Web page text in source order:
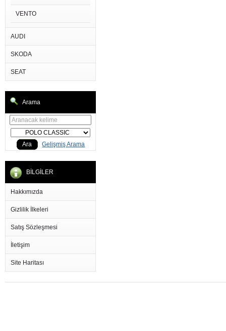
VENTO
AUDI
SKODA
SEAT
Arama
Ara Gelişmiş Arama
BİLGİLER
Hakkımızda
Gizlilik İlkeleri
Satış Sözleşmesi
İletişim
Site Haritası